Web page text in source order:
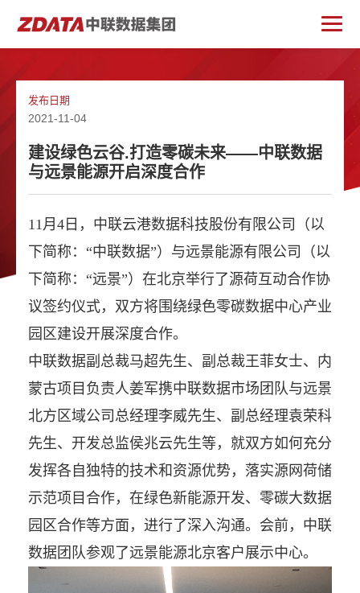
发布日期
2021-11-04
建设绿色云谷.打造零碳未来——中联数据
与远景能源开启深度合作
11月4日，中联云港数据科技股份有限公司（以
下简称：“中联数据”）与远景能源有限公司（以
下简称：“远景”）在北京举行了源荷互动合作协
议签约仪式，双方将围绕绿色零碳数据中心产业
园区建设开展深度合作。
中联数据副总裁马超先生、副总裁王菲女士、内
蒙古项目负责人姜军携中联数据市场团队与远景
北方区域公司总经理李威先生、副总经理袁荣科
先生、开发总监侯兆云先生等，就双方如何充分
发挥各自独特的技术和资源优势，落实源网荷储
示范项目合作，在绿色新能源开发、零碳大数据
园区合作等方面，进行了深入沟通。会前，中联
数据团队参观了远景能源北京客户展示中心。